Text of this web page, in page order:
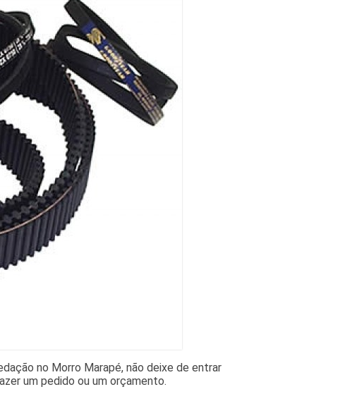
no Morro Marapé, não deixe de entrar
um pedido ou um orçamento.